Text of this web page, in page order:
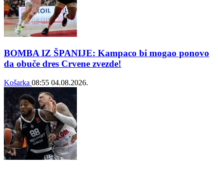
BOMBA IZ ŠPANIJE: Kampaco bi mogao ponovo
da obuče dres Crvene zvezde!
Košarka 08:55 04.08.2026.